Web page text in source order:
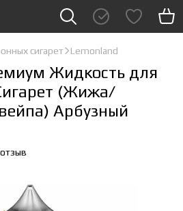
сигарет Lemonland
Жидкость для
(Жижа/
Арбузный